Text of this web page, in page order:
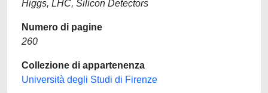
Higgs, LHC, Silicon Detectors
Numero di pagine
260
Collezione di appartenenza
Università degli Studi di Firenze